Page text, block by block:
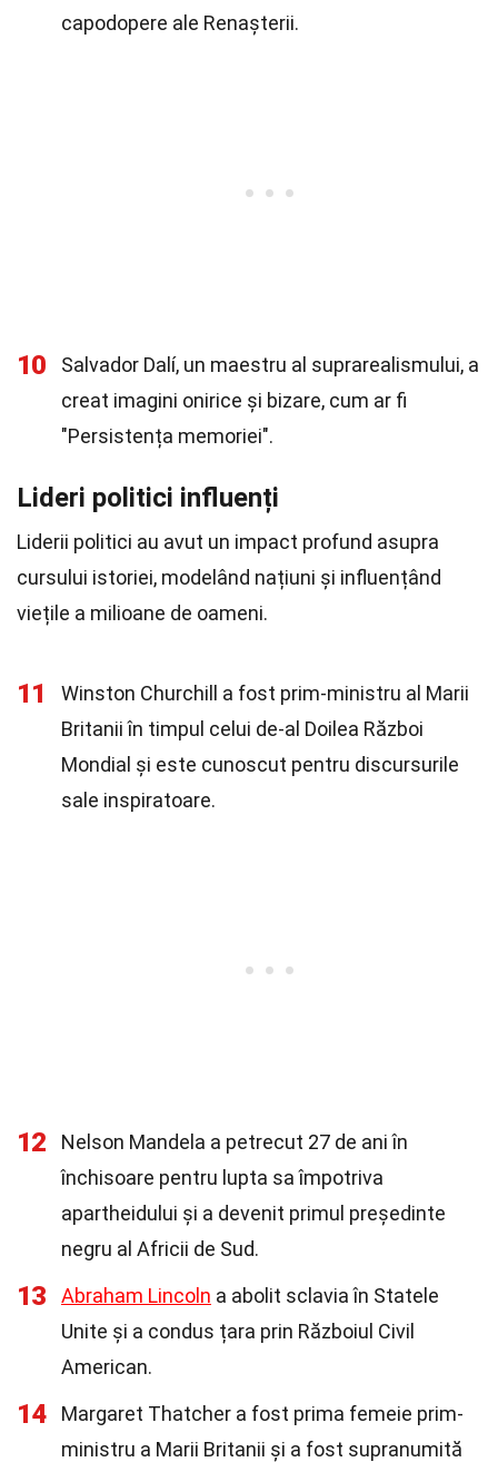
capodopere ale Renașterii.
10
Salvador Dalí, un maestru al suprarealismului, a
creat imagini onirice și bizare, cum ar fi
"Persistența memoriei".
Lideri politici influenți
Liderii politici au avut un impact profund asupra
cursului istoriei, modelând națiuni și influențând
viețile a milioane de oameni.
11
Winston Churchill a fost prim-ministru al Marii
Britanii în timpul celui de-al Doilea Război
Mondial și este cunoscut pentru discursurile
sale inspiratoare.
12
Nelson Mandela a petrecut 27 de ani în
închisoare pentru lupta sa împotriva
apartheidului și a devenit primul președinte
negru al Africii de Sud.
13 Abraham Lincoln a abolit sclavia în Statele
Unite și a condus țara prin Războiul Civil
American.
14
Margaret Thatcher a fost prima femeie prim-
ministru a Marii Britanii și a fost supranumită